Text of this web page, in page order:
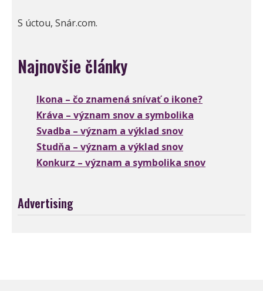
S úctou, Snár.com.
Najnovšie články
Ikona – čo znamená snívať o ikone?
Kráva – význam snov a symbolika
Svadba – význam a výklad snov
Studňa – význam a výklad snov
Konkurz – význam a symbolika snov
Advertising